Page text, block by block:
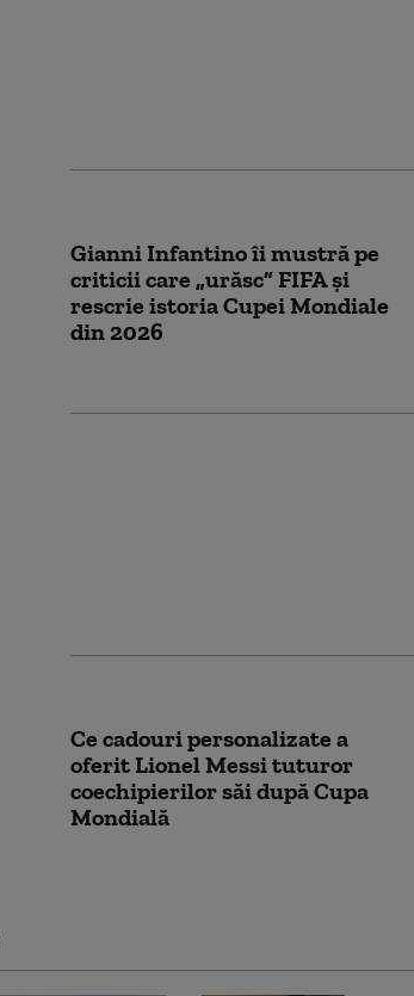
Gianni Infantino îi mustră pe
criticii care „urăsc” FIFA și
rescrie istoria Cupei Mondiale
din 2026
Ce cadouri personalizate a
oferit Lionel Messi tuturor
coechipierilor săi după Cupa
Mondială